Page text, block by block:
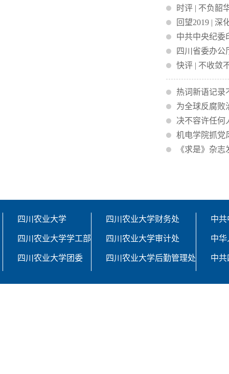
时评 | 不负韶
回望2019 | 深
中共中央纪委
四川省委办公
快评 | 不收敛
热词新语记录
为全球反腐
决不容许任何
机电学院抓党
《求是》杂
四川农业大学
四川农业大学学工部
四川农业大学团委
四川农业大学财务处
四川农业大学审计处
四川农业大学后勤管理处
中
中
中